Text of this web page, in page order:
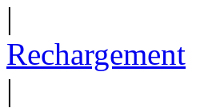
|
Rechargement
|